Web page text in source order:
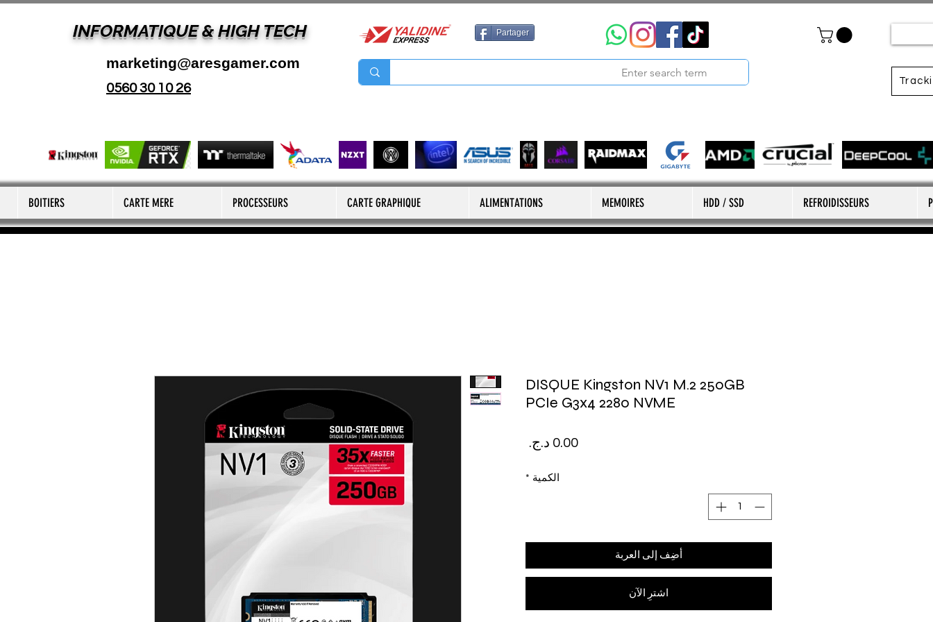
INFORMATIQUE & HIGH TECH
marketing@aresgamer.com
Partager
0560 30 10 26
BOITIERS CARTE MERE PROCESSEURS CARTE GRAPHIQUE ALIMENTATIONS MEMOIRES HDD / SSD REFROIDISSEURS
DISQUE Kingston NV1 M.2 250GB
PCIe G3x4 2280 NVME
الكمية *
أضِف إلى العربة
اشترِ الآن